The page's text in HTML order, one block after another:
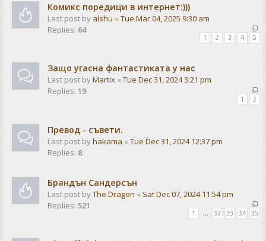
Комикс поредици в интернет:)))
Last post by alshu « Tue Mar 04, 2025 9:30 am
Replies: 64
1 2 3 4 5
Защо угасна фантастиката у нас
Last post byMartix « Tue Dec 31, 2024 3:21 pm
Replies: 19
1 2
Превод - съвети.
Last post byhakama « Tue Dec 31, 2024 12:37 pm
Replies: 8
Брандън Сандерсън
Last post byThe Dragon « Sat Dec 07, 2024 11:54 pm
Replies: 521
1 … 32 33 34 35